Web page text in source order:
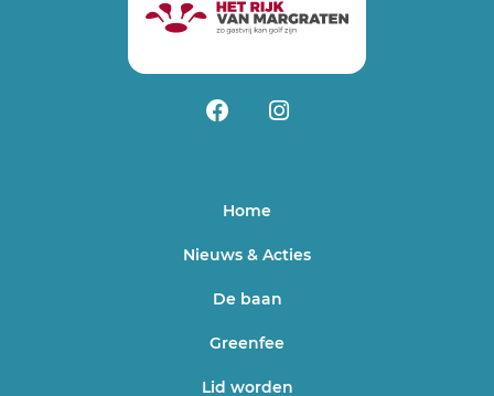
Home
Nieuws & Acties
De baan
Greenfee
Lid worden